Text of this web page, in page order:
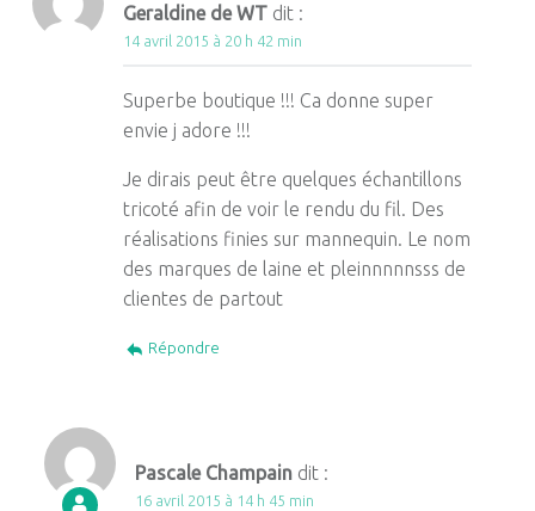
Geraldine de WT dit :
14 avril 2015 à 20 h 42 min
Superbe boutique !!! Ca donne super
envie j adore !!!
Je dirais peut être quelques échantillons
tricoté afin de voir le rendu du fil. Des
réalisations finies sur mannequin. Le nom
des marques de laine et pleinnnnnsss de
clientes de partout
Répondre
Pascale Champain dit :
16 avril 2015 à 14 h 45 min